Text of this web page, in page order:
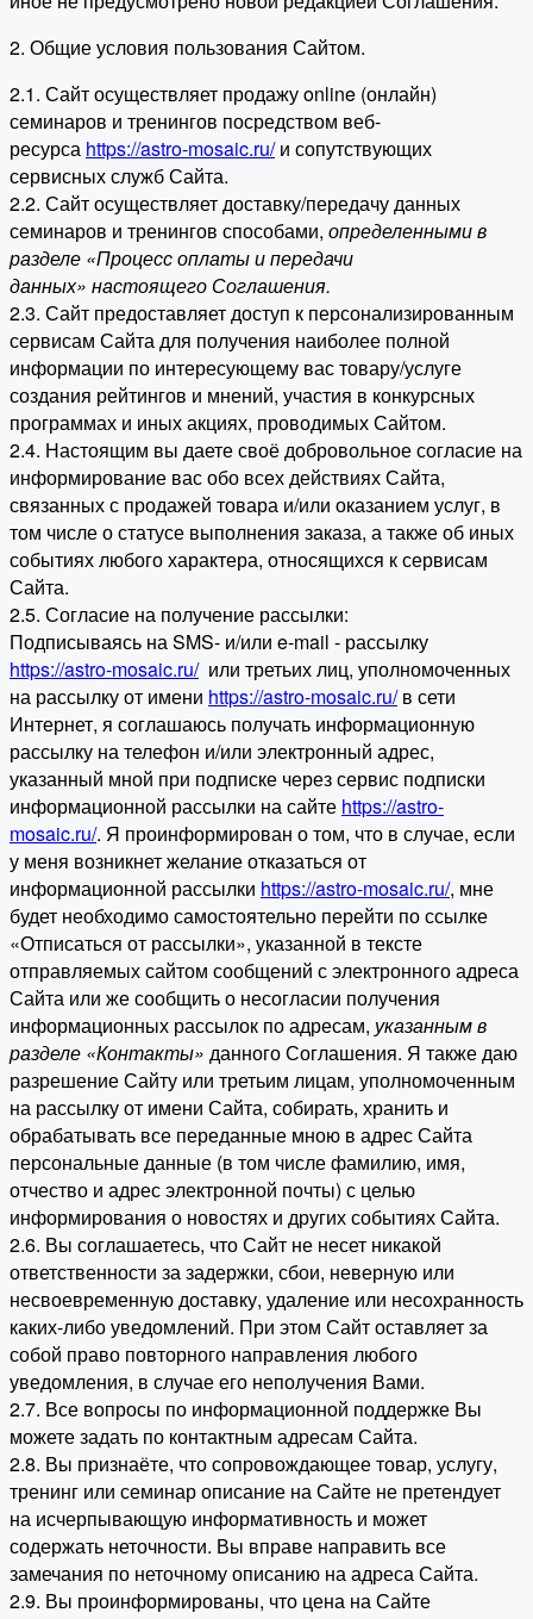
2. Общие условия пользования Сайтом.
2.1. Сайт осуществляет продажу online (онлайн)
семинаров и тренингов посредством веб-
ресурса https://astro-mosaic.ru/и сопутствующих
сервисных служб Сайта.
2.2. Сайт осуществляет доставку/передачу данных
семинаров и тренингов способами, определенными в
разделе «Процесс оплаты и передачи
данных» настоящего Соглашения.
2.3. Сайт предоставляет доступ к персонализированным
сервисам Сайта для получения наиболее полной
информации по интересующему вас товару/услуге
создания рейтингов и мнений, участия в конкурсных
программах и иных акциях, проводимых Сайтом.
2.4. Настоящим вы даете своё добровольное согласие на
информирование вас обо всех действиях Сайта,
связанных с продажей товара и/или оказанием услуг, в
том числе о статусе выполнения заказа, а также об иных
событиях любого характера, относящихся к сервисам
Сайта.
2.5. Согласие на получение рассылки:
Подписываясь на SMS- и/или e-mail - рассылку
https://astro-mosaic.ru/или третьих лиц, уполномоченных
на рассылку от имени https://astro-mosaic.ru/в сети
Интернет, я соглашаюсь получать информационную
рассылку на телефон и/или электронный адрес,
указанный мной при подписке через сервис подписки
информационной рассылки на сайте https://astro-
mosaic.ru/. Я проинформирован о том, что в случае, если
у меня возникнет желание отказаться от
информационной рассылки https://astro-mosaic.ru/, мне
будет необходимо самостоятельно перейти по ссылке
«Отписаться от рассылки», указанной в тексте
отправляемых сайтом сообщений с электронного адреса
Сайта или же сообщить о несогласии получения
информационных рассылок по адресам, указанным в
разделе «Контакты» данного Соглашения. Я также даю
разрешение Сайту или третьим лицам, уполномоченным
на рассылку от имени Сайта, собирать, хранить и
обрабатывать все переданные мною в адрес Сайта
персональные данные (в том числе фамилию, имя,
отчество и адрес электронной почты) с целью
информирования о новостях и других событиях Сайта.
2.6. Вы соглашаетесь, что Сайт не несет никакой
ответственности за задержки, сбои, неверную или
несвоевременную доставку, удаление или несохранность
каких-либо уведомлений. При этом Сайт оставляет за
собой право повторного направления любого
уведомления, в случае его неполучения Вами.
2.7. Все вопросы по информационной поддержке Вы
можете задать по контактным адресам Сайта.
2.8. Вы признаёте, что сопровождающее товар, услугу,
тренинг или семинар описание на Сайте не претендует
на исчерпывающую информативность и может
содержать неточности. Вы вправе направить все
замечания по неточному описанию на адреса Сайта.
2.9. Вы проинформированы, что цена на Сайте